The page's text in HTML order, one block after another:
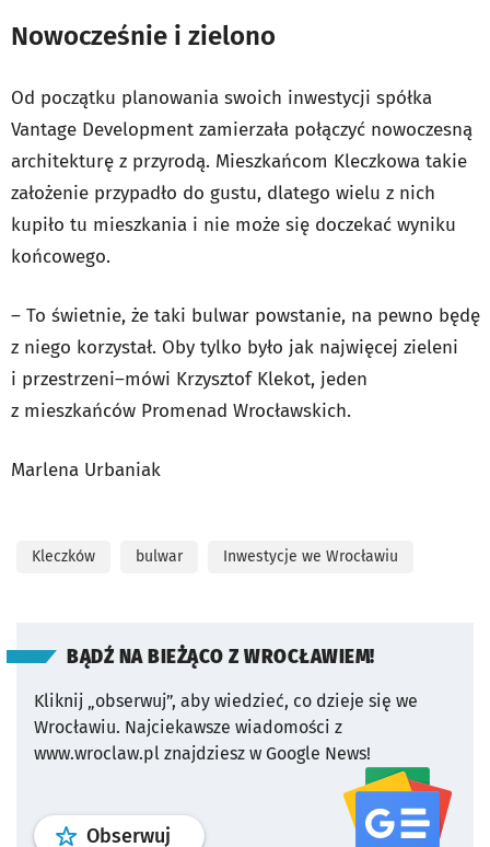
Nowocześnie i zielono
Od początku planowania swoich inwestycji spółka
Vantage Development zamierzała połączyć nowoczesną
architekturę z przyrodą. Mieszkańcom Kleczkowa takie
założenie przypadło do gustu, dlatego wielu z nich
kupiło tu mieszkania i nie może się doczekać wyniku
końcowego.
– To świetnie, że taki bulwar powstanie, na pewno będę
z niego korzystał. Oby tylko było jak najwięcej zieleni
i przestrzeni–mówi Krzysztof Klekot, jeden
z mieszkańców Promenad Wrocławskich.
Marlena Urbaniak
Kleczków bulwar Inwestycje we Wrocławiu
BĄDŹ NA BIEŻĄCO Z WROCŁAWIEM!
Kliknij „obserwuj”, aby wiedzieć, co dzieje się we
Wrocławiu. Najciekawsze wiadomości z
www.wroclaw.pl znajdziesz w Google News!
Obserwuj profil serwisu